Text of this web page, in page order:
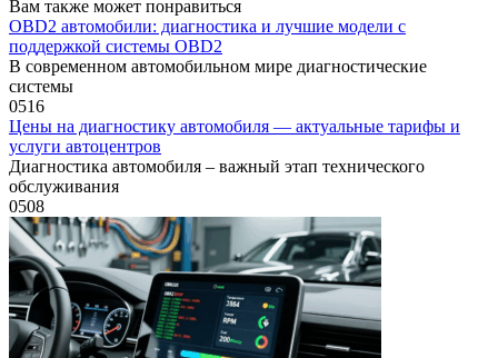
Вам также может понравиться
OBD2 автомобили: диагностика и лучшие модели с
поддержкой системы OBD2
В современном автомобильном мире диагностические
системы
0516
Цены на диагностику автомобиля — актуальные тарифы и
услуги автоцентров
Диагностика автомобиля – важный этап технического
обслуживания
0508